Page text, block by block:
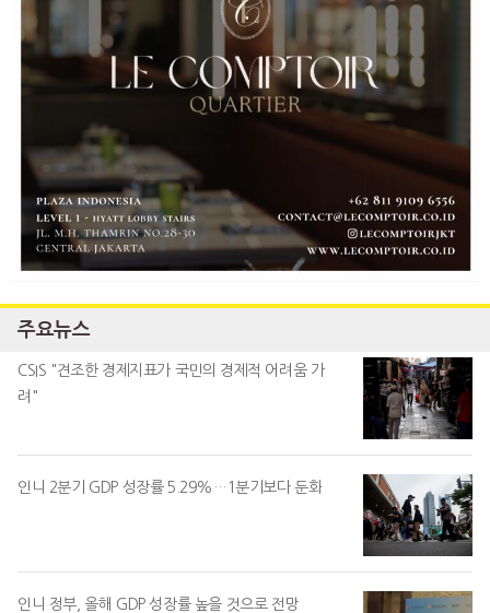
주요뉴스
CSIS "견조한 경제지표가 국민의 경제적 어려움 가
려"
인니 2분기 GDP 성장률 5.29%…1분기보다 둔화
인니 정부, 올해 GDP 성장률 높을 것으로 전망